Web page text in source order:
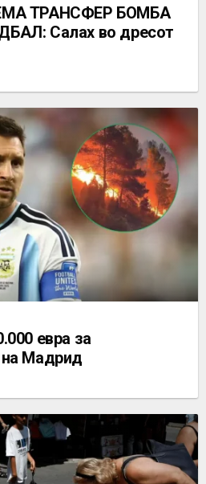
ТРАНСФЕР БОМБА
Салах во дресот
евра за
Мадрид